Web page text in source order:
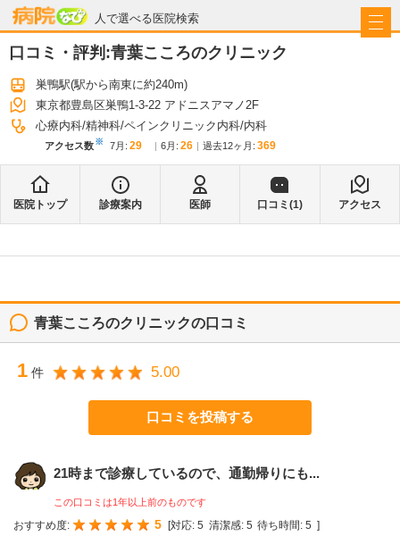
人で選べる医院検索
病院なび
口コミ・評判:青葉こころのクリニック
巣鴨駅(駅から南東に約240m)
東京都豊島区巣鴨1-3-22 アドニスアマノ2F
心療内科 精神科 ペインクリニック内科 内科
アクセス数※ 7月 : 29 6月 : 26 過去12ヶ月: 369
医院トップ 診療案内 医師 口コミ(1) アクセス
青葉こころのクリニックの口コミ
1 件 5.00
口コミを投稿する
21時まで診療しているので、通勤帰りにも...
この口コミは1年以上前のものです
おすすめ度: 5 [対応: 5 清潔感: 5 待ち時間: 5 ]